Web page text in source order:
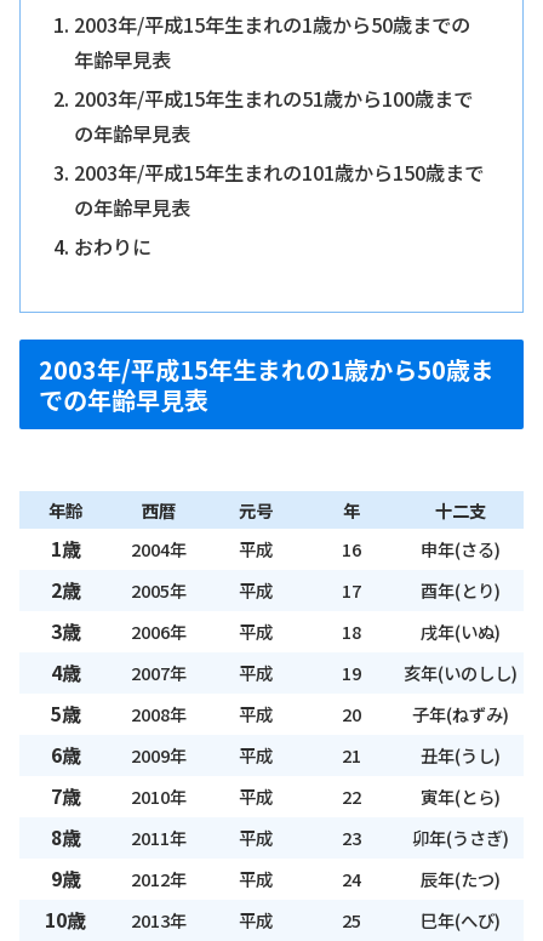
2003年/平成15年生まれの1歳から50歳までの
年齢早見表
2003年/平成15年生まれの51歳から100歳まで
の年齢早見表
2003年/平成15年生まれの101歳から150歳まで
の年齢早見表
おわりに
2003年/平成15年生まれの1歳から50歳ま
での年齢早見表
年齢 西暦 元号 年 十二支
1歳 2004年 平成 16 申年(さる)
2歳 2005年 平成 17 酉年(とり)
3歳 2006年 平成 18 戌年(いぬ)
4歳 2007年 平成 19 亥年(いのしし)
5歳 2008年 平成 20 子年(ねずみ)
6歳 2009年 平成 21 丑年(うし)
7歳 2010年 平成 22 寅年(とら)
8歳 2011年 平成 23 卯年(うさぎ)
9歳 2012年 平成 24 辰年(たつ)
10歳 2013年 平成 25 巳年(へび)